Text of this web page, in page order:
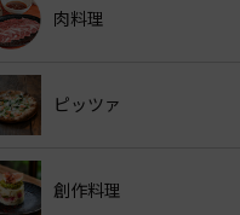
肉料理
ピッツァ
創作料理